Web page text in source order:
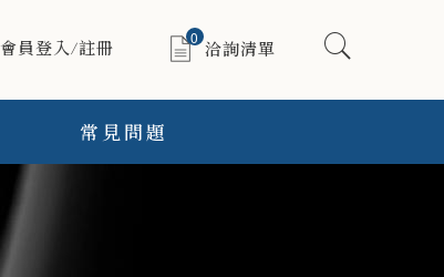
會員登入/註冊 0
洽詢清單
常見問題